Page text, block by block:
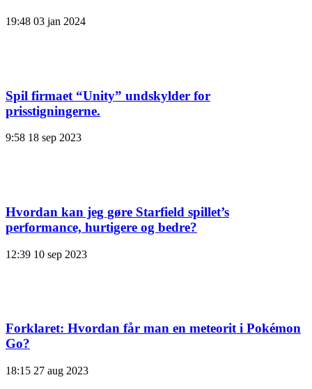
19:48 03 jan 2024
Spil firmaet “Unity” undskylder for
prisstigningerne.
9:58 18 sep 2023
Hvordan kan jeg gøre Starfield spillet’s
performance, hurtigere og bedre?
12:39 10 sep 2023
Forklaret: Hvordan får man en meteorit i Pokémon
Go?
18:15 27 aug 2023